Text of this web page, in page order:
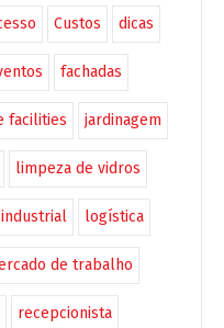
Custos dicas
fachadas
facilities jardinagem
limpeza de vidros
logística
de trabalho
recepcionista